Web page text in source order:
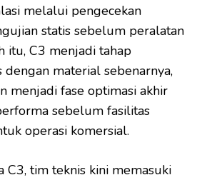
melalui pengecekan
statis sebelum peralatan
itu, C3 menjadi tahap
material sebenarnya,
menjadi fase optimasi akhir
sebelum fasilitas
operasi komersial.
C3, tim teknis kini memasuki